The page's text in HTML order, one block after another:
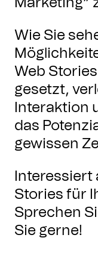
Marketing”
Wie Sie
Web
gesetzt,
Interaktion
das
gewissen
Interessiert
Stories für
Sprechen
Sie gerne!